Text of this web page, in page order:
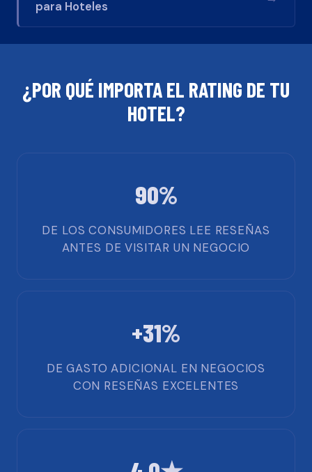
para Hoteles
¿POR QUÉ IMPORTA EL RATING DE TU
HOTEL?
90%
DE LOS CONSUMIDORES LEE RESEÑAS
ANTES DE VISITAR UN NEGOCIO
+31%
DE GASTO ADICIONAL EN NEGOCIOS
CON RESEÑAS EXCELENTES